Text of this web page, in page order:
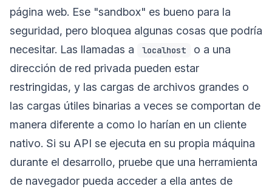
página web. Ese "sandbox" es bueno para la
seguridad, pero bloquea algunas cosas que podría
necesitar. Las llamadas a
localhost
o a una
dirección de red privada pueden estar
restringidas, y las cargas de archivos grandes o
las cargas útiles binarias a veces se comportan de
manera diferente a como lo harían en un cliente
nativo. Si su API se ejecuta en su propia máquina
durante el desarrollo, pruebe que una herramienta
de navegador pueda acceder a ella antes de